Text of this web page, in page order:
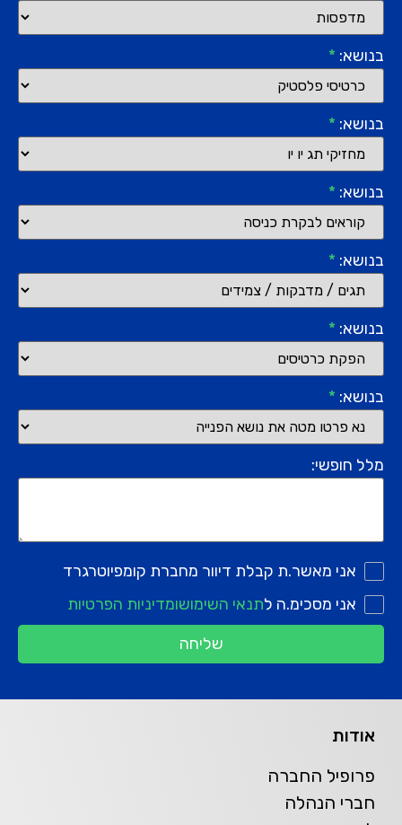
בנושא: *
בנושא: *
בנושא: *
בנושא: *
בנושא: *
בנושא: *
מלל חופשי:
אני מאשר.ת קבלת דיוור מחברת קומפיוטרגרד
אני מסכימ.ה לתנאי השימושומדיניות הפרטיות
שליחה
אודות
פרופיל החברה
חברי הנהלה